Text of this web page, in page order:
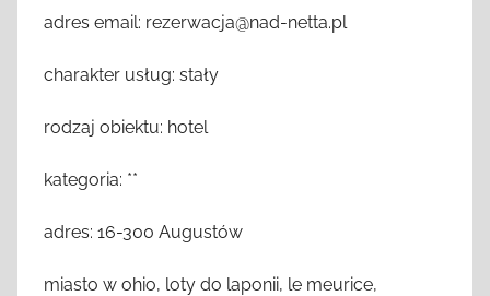
adres email: rezerwacja@nad-netta.pl
charakter usług: stały
rodzaj obiektu: hotel
kategoria: **
adres: 16-300 Augustów
miasto w ohio, loty do laponii, le meurice,